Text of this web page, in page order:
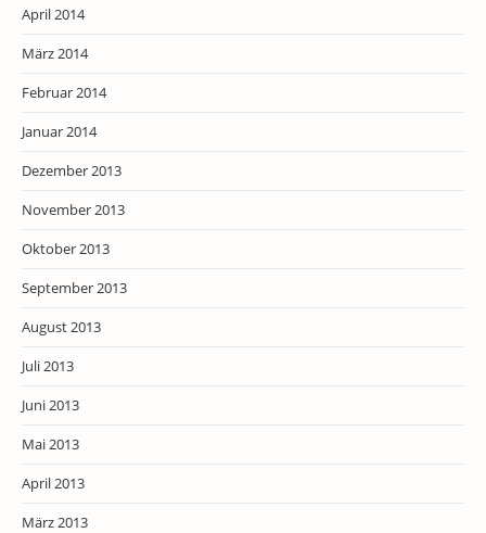
April 2014
März 2014
Februar 2014
Januar 2014
Dezember 2013
November 2013
Oktober 2013
September 2013
August 2013
Juli 2013
Juni 2013
Mai 2013
April 2013
März 2013